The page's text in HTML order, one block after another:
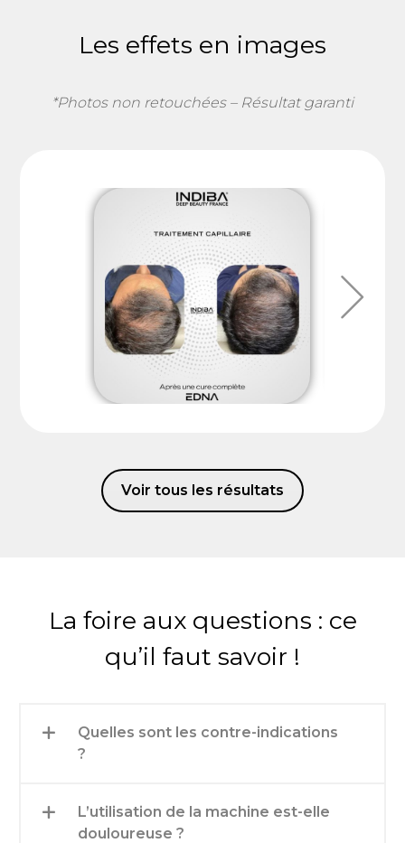
Les effets en images
*Photos non retouchées – Résultat garanti
Voir tous les résultats
La foire aux questions : ce
qu’il faut savoir !
Quelles sont les contre-indications
?
L’utilisation de la machine est-elle
douloureuse ?